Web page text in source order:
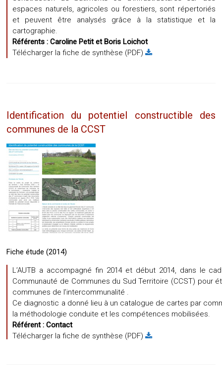
espaces naturels, agricoles ou forestiers, sont répertoriés
et peuvent être analysés grâce à la statistique et la
cartographie.
Référents :Caroline Petit et Boris Loichot
Télécharger la fiche de synthèse (PDF)
Identification du potentiel constructible des
communes de la CCST
Fiche étude (2014)
L’AUTB a accompagné fin 2014 et début 2014, dans le
Communauté de Communes du Sud Territoire (CCST) pour
communes de l’intercommunalité .
Ce diagnostic a donné lieu à un catalogue de cartes par
la méthodologie conduite et les compétences mobilisées.
Référent :Contact
Télécharger la fiche de synthèse (PDF)